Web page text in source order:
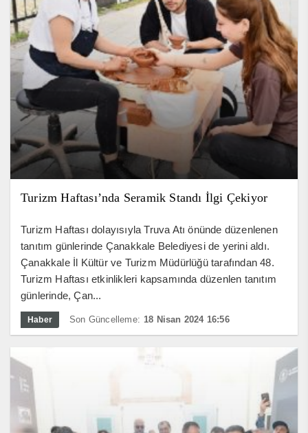
Turizm Haftası’nda Seramik Standı İlgi Çekiyor
Turizm Haftası dolayısıyla Truva Atı önünde düzenlenen
tanıtım günlerinde Çanakkale Belediyesi de yerini aldı.
Çanakkale İl Kültür ve Turizm Müdürlüğü tarafından 48.
Turizm Haftası etkinlikleri kapsamında düzenlen tanıtım
günlerinde, Çan...
Haber Son Güncelleme: 18 Nisan 2024 16:56